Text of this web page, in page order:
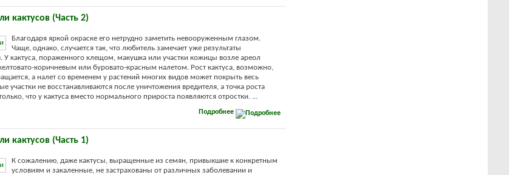
кактусов (Часть 2)
Благодаря яркой окраске его нетрудно заметить невооруженным глазом.
Чаще, однако, случается так, что любитель замечает уже результаты
У кактуса, пораженного клещом, макушка или участки кожицы возле ареол
коричневым или буровато-красным налетом. Рост кактуса, возможно,
а налет со временем у растений многих видов может покрыть весь
участки не восстанавливаются после уничтожения вредителя, а точка роста
что у кактуса вместо нормального прироста появляются отростки. ...
Подробнее
кактусов (Часть 1)
К сожалению, даже кактусы, выращенные из семян, привыкшие к конкретным
условиям и закаленные, не застрахованы от различных заболевании и